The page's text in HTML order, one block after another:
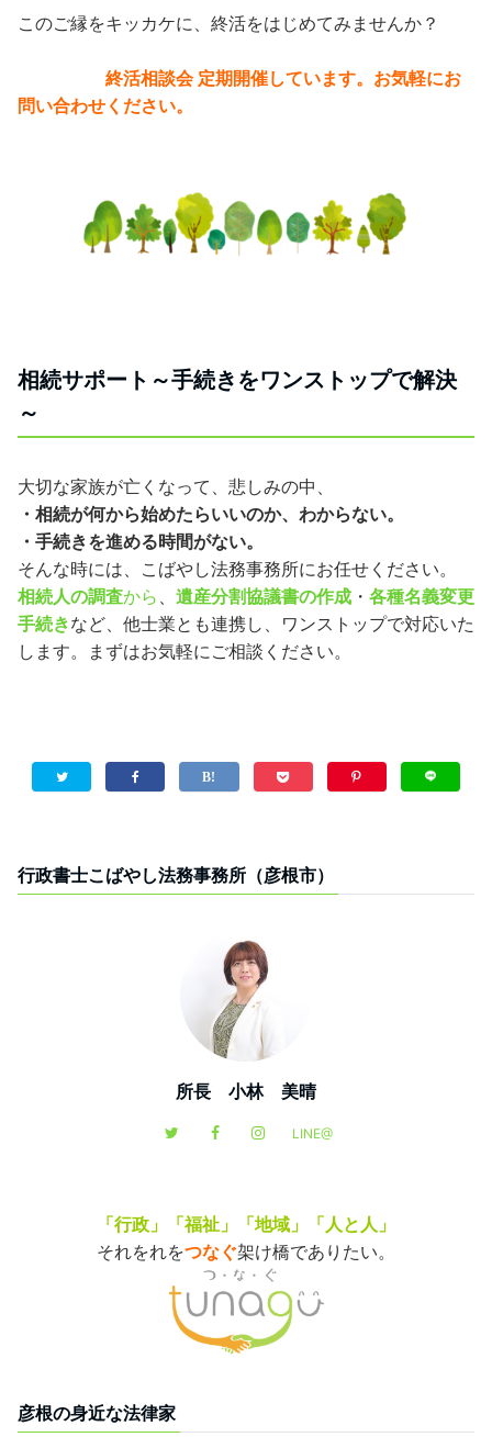
このご縁をキッカケに、終活をはじめてみませんか？
終活相談会 定期開催しています。お気軽にお
問い合わせください。
相続サポート～手続きをワンストップで解決
～
大切な家族が亡くなって、悲しみの中、
・相続が何から始めたらいいのか、わからない。
・手続きを進める時間がない。
そんな時には、こばやし法務事務所にお任せください。
相続人の調査から 遺産分割協議書の作成 ・ 各種名義変更
手続きなど、他士業とも連携し、ワンストップで対応いた
します。まずはお気軽にご相談ください。
行政書士こばやし法務事務所（彦根市）
所長 小林 美晴
LINE@
「行政」「福祉」「地域」「人と人」
それをれをつなぐ架け橋でありたい。
彦根の身近な法律家